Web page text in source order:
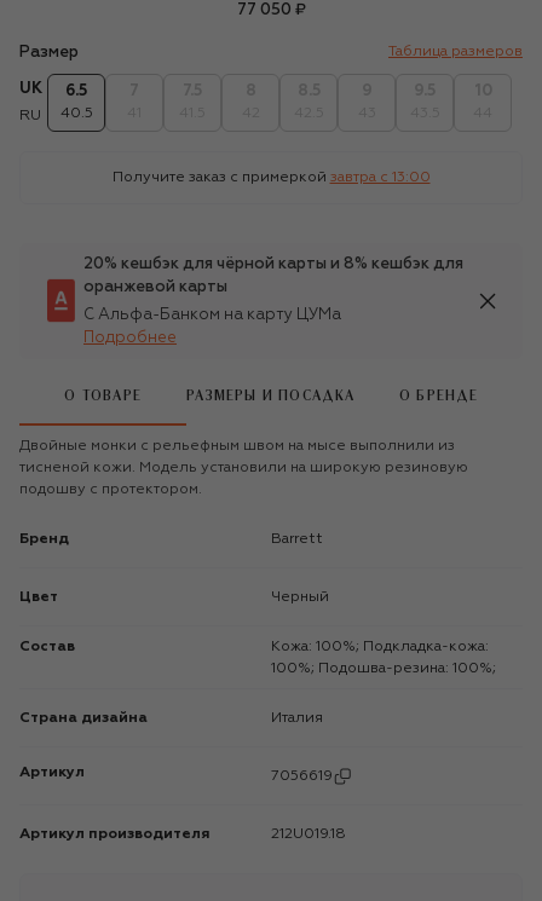
77 050 ₽
Размер Таблица размеров
UK
RU
6.5
40.5
Получите заказ с примеркой завтра c 13:00
20% кешбэк для чёрной карты и 8% кешбэк для
оранжевой карты
С Альфа-Банком на карту ЦУМа
Подробнее
О ТОВАРЕ РАЗМЕРЫ И ПОСАДКА О БРЕНДЕ
Двойные монки с рельефным швом на мысе выполнили из
тисненой кожи. Модель установили на широкую резиновую
подошву с протектором.
Бренд Barrett
Цвет Черный
Состав
Кожа: 100%; Подкладка-кожа:
100%; Подошва-резина: 100%;
Страна дизайна Италия
Артикул 7056619
Артикул производителя 212U019.18